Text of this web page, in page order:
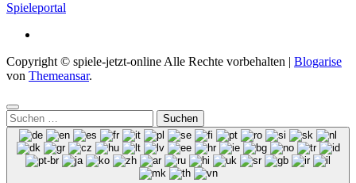
Spieleportal
Copyright © spiele-jetzt-online Alle Rechte vorbehalten
Blogarise
von Themeansar.
Suchen
nach: